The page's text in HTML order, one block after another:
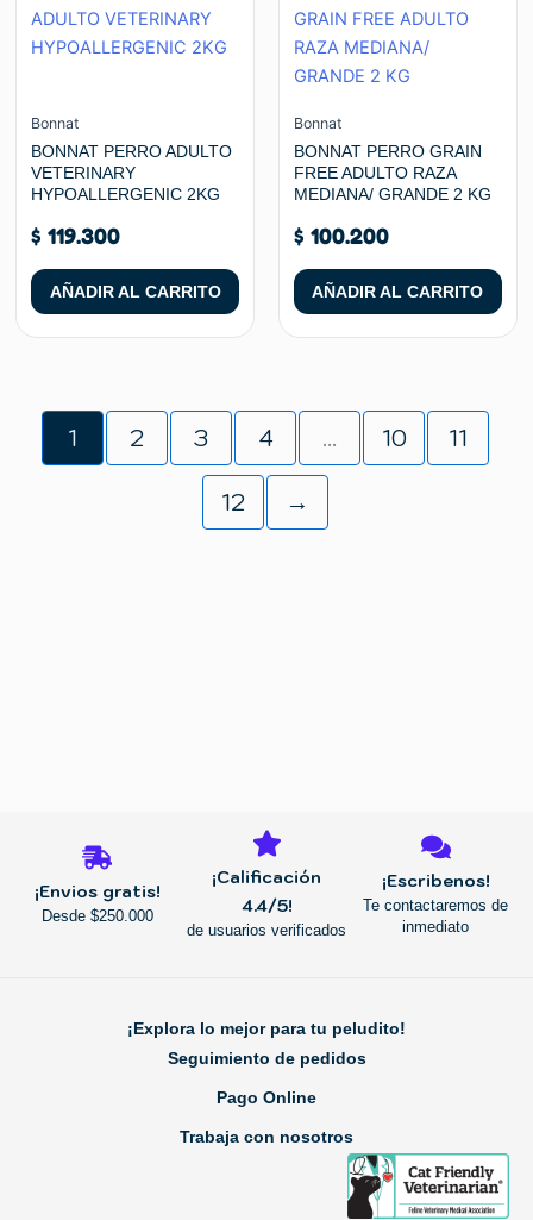
Bonnat
BONNAT PERRO ADULTO
VETERINARY
HYPOALLERGENIC 2KG
$ 119.300
AÑADIR AL CARRITO
Bonnat
BONNAT PERRO GRAIN
FREE ADULTO RAZA
MEDIANA/ GRANDE 2 KG
$ 100.200
AÑADIR AL CARRITO
1 2 3 4 … 10 11
12 →
¡Envios gratis!
Desde $250.000
¡Calificación
4.4/5!
de usuarios verificados
¡Escribenos!
Te contactaremos de
inmediato
¡Explora lo mejor para tu peludito!
Seguimiento de pedidos
Pago Online
Trabaja con nosotros